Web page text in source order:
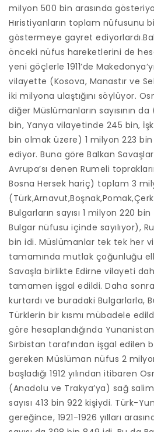
milyon 500 bin arasında
Hıristiyanların toplam nüfusunu
göstermeye gayret
önceki nüfus hareketlerini de
yeni göçlerle 1911’de
vilayette (Kosova, Manastır ve
iki milyona ulaştığını söylüyor.
diğer Müslümanların sayısının
bin, Yanya vilayetinde 245 bin,
bin olmak üzere) 1 milyon 223
ediyor. Buna göre Balkan
Avrupa’sı denen Rumeli
Bosna Hersek hariç) toplam 3
Bulgarların sayısı 1 milyon 220
Bulgar nüfusu içinde sayılıyor),
bin idi. Müslümanlar tek tek her
tamamında mutlak çoğunluğu
Savaşla birlikte Edirne vilayeti
tamamen işgal edildi. Daha sonra
kurtardı ve buradaki Bulgarlarla,
Türklerin bir kısmı mübadele
göre hesaplandığında
Sırbistan tarafından işgal edilen
gereken Müslüman nüfus 2
başladığı 1912 yılından itibaren
(Anadolu ve Trakya’ya) sağ
sayısı 413 bin 922 kişiydi. Türk-
gereğince, 1921-1926 yılları